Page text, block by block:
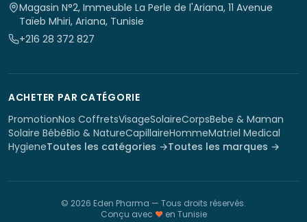
Magasin N°2, Immeuble La Perle de l'Ariana, 11 Avenue
Taïeb Mhiri, Ariana, Tunisie
+216 28 372 827
ACHETER PAR CATÉGORIE
PromotionNos CoffretsVisageSolaireCorpsBebe & Maman
Solaire BébéBio & NatureCapillaireHommeMatriel Medical
HygieneToutes les catégories →Toutes les marques →
© 2026 Eden Pharma — Tous droits réservés.
Conçu avec ♥en Tunisie